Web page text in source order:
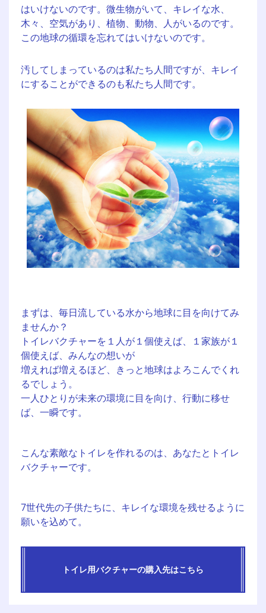
はいけないのです。微生物がいて、キレイな水、
木々、空気があり、植物、動物、人がいるのです。
この地球の循環を忘れてはいけないのです。
汚してしまっているのは私たち人間ですが、キレイ
にすることができるのも私たち人間です。
まずは、毎日流している水から地球に目を向けてみ
ませんか？
トイレバクチャーを１人が１個使えば、１家族が１
個使えば、みんなの想いが
増えれば増えるほど、きっと地球はよろこんでくれ
るでしょう。
一人ひとりが未来の環境に目を向け、行動に移せ
ば、一瞬です。
こんな素敵なトイレを作れるのは、あなたとトイレ
バクチャーです。
7世代先の子供たちに、キレイな環境を残せるように
願いを込めて。
トイレ用バクチャーの購入先はこちら